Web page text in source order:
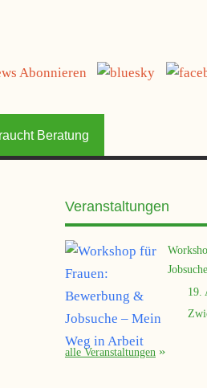
Beratung
Veranstaltungen
19.
alle Veranstaltungen